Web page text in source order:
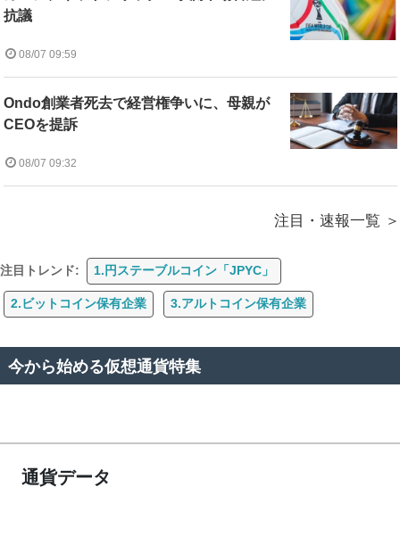
抗議
08/07 09:59
Ondo創業者死去で経営権争いに、母親が
CEOを提訴
08/07 09:32
注目・速報一覧
注目トレンド: 1.円ステーブルコイン「JPYC」
2.ビットコイン保有企業 3.アルトコイン保有企業
今から始める仮想通貨特集
通貨データ